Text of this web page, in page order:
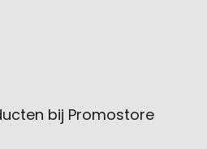
bij Promostore